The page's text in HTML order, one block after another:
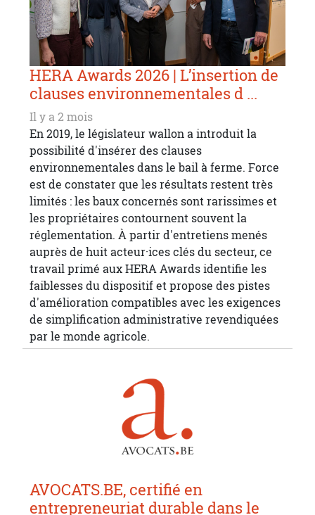
HERA Awards 2026 | L’insertion de
clauses environnementales d ...
Il y a 2 mois
En 2019, le législateur wallon a introduit la
possibilité d'insérer des clauses
environnementales dans le bail à ferme. Force
est de constater que les résultats restent très
limités : les baux concernés sont rarissimes et
les propriétaires contournent souvent la
réglementation. À partir d'entretiens menés
auprès de huit acteur·ices clés du secteur, ce
travail primé aux HERA Awards identifie les
faiblesses du dispositif et propose des pistes
d'amélioration compatibles avec les exigences
de simplification administrative revendiquées
par le monde agricole.
AVOCATS.BE, certifié en
entrepreneuriat durable dans le